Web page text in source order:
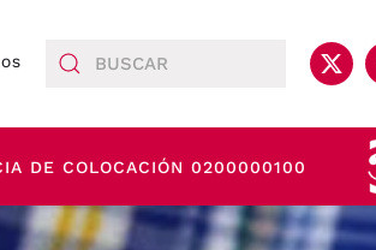
DE COLOCACIÓN 0200000100